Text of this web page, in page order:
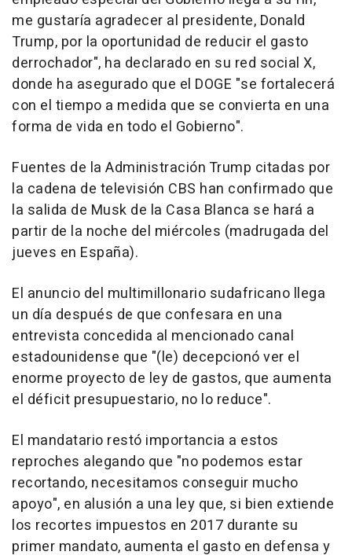
me gustaría agradecer al presidente, Donald
Trump, por la oportunidad de reducir el gasto
derrochador", ha declarado en su red social X,
donde ha asegurado que el DOGE "se fortalecerá
con el tiempo a medida que se convierta en una
forma de vida en todo el Gobierno".
Fuentes de la Administración Trump citadas por
la cadena de televisión CBS han confirmado que
la salida de Musk de la Casa Blanca se hará a
partir de la noche del miércoles (madrugada del
jueves en España).
El anuncio del multimillonario sudafricano llega
un día después de que confesara en una
entrevista concedida al mencionado canal
estadounidense que "(le) decepcionó ver el
enorme proyecto de ley de gastos, que aumenta
el déficit presupuestario, no lo reduce".
El mandatario restó importancia a estos
reproches alegando que "no podemos estar
recortando, necesitamos conseguir mucho
apoyo", en alusión a una ley que, si bien extiende
los recortes impuestos en 2017 durante su
primer mandato, aumenta el gasto en defensa y